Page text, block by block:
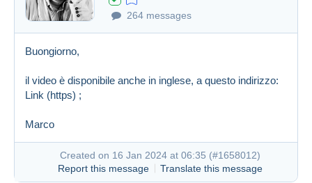
264 messages
Buongiorno,
il video è disponibile anche in inglese, a questo indirizzo:
Link (https) ;
Marco
Created on 16 Jan 2024 at 06:35 (#1658012)
Report this message
Translate this message